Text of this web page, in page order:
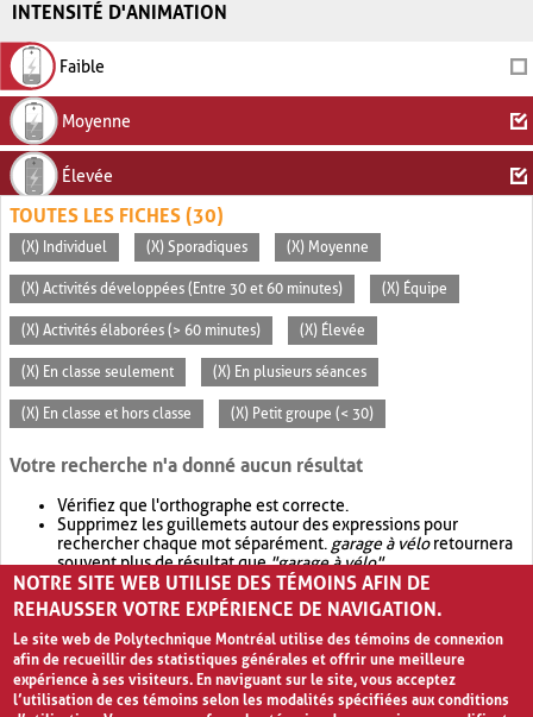
INTENSITÉ D'ANIMATION
Faible
Moyenne
Élevée
TOUTES LES FICHES (30)
(X) Individuel (X) Sporadiques (X) Moyenne
(X) Activités développées (Entre 30 et 60 minutes) (X) Équipe
(X) Activités élaborées (> 60 minutes) (X) Élevée
(X) En classe seulement (X) En plusieurs séances
(X) En classe et hors classe (X) Petit groupe (< 30)
Votre recherche n'a donné aucun résultat
Vérifiez que l'orthographe est correcte.
Supprimez les guillemets autour des expressions pour
rechercher chaque mot séparément. garage à véloretournera
souvent plus de résultat que"garage à vélo".
Envisagez d'élargir votre recherche avec OR.garage OR vélo
retournera souvent plus de résultat quegarage à vélo
NOTRE SITE WEB UTILISE DES TÉMOINS AFIN DE
REHAUSSER VOTRE EXPÉRIENCE DE NAVIGATION.
Le site web de Polytechnique Montréal utilise des témoins de connexion
afin de recueillir des statistiques générales et offrir une meilleure
expérience à ses visiteurs. En naviguant sur le site, vous acceptez
l’utilisation de ces témoins selon les modalités spécifiées aux conditions